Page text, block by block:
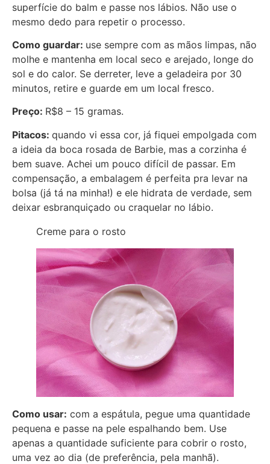
superfície do balm e passe nos lábios. Não use o
mesmo dedo para repetir o processo.
Como guardar: use sempre com as mãos limpas, não
molhe e mantenha em local seco e arejado, longe do
sol e do calor. Se derreter, leve a geladeira por 30
minutos, retire e guarde em um local fresco.
Preço: R$8 – 15 gramas.
Pitacos: quando vi essa cor, já fiquei empolgada com
a ideia da boca rosada de Barbie, mas a corzinha é
bem suave. Achei um pouco difícil de passar. Em
compensação, a embalagem é perfeita pra levar na
bolsa (já tá na minha!) e ele hidrata de verdade, sem
deixar esbranquiçado ou craquelar no lábio.
Creme para o rosto
Como usar: com a espátula, pegue uma quantidade
pequena e passe na pele espalhando bem. Use
apenas a quantidade suficiente para cobrir o rosto,
uma vez ao dia (de preferência, pela manhã).